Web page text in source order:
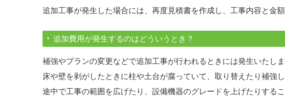
追加工事が発生した場合には、再度見積書を作成し、工事内容と金
追加費用が発生するのはどういうとき？
補強やプランの変更などで追加工事が行われるときには発生いたしま
床や壁を剥がしたときに柱や土台が腐っていて、取り替えたり補強
途中で工事の範囲を広げたり、設備機器のグレードを上げたりする